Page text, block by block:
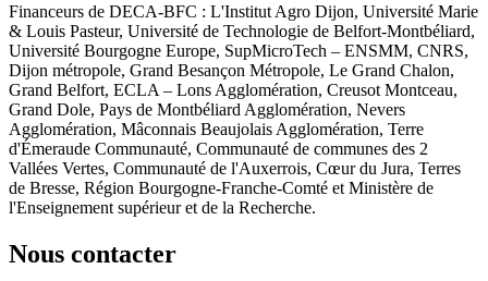
Financeurs de DECA-BFC : L'Institut Agro Dijon, Université Marie
& Louis Pasteur, Université de Technologie de Belfort-Montbéliard,
Université Bourgogne Europe, SupMicroTech – ENSMM, CNRS,
Dijon métropole, Grand Besançon Métropole, Le Grand Chalon,
Grand Belfort, ECLA – Lons Agglomération, Creusot Montceau,
Grand Dole, Pays de Montbéliard Agglomération, Nevers
Agglomération, Mâconnais Beaujolais Agglomération, Terre
d'Émeraude Communauté, Communauté de communes des 2
Vallées Vertes, Communauté de l'Auxerrois, Cœur du Jura, Terres
de Bresse, Région Bourgogne-Franche-Comté et Ministère de
l'Enseignement supérieur et de la Recherche.
Nous contacter